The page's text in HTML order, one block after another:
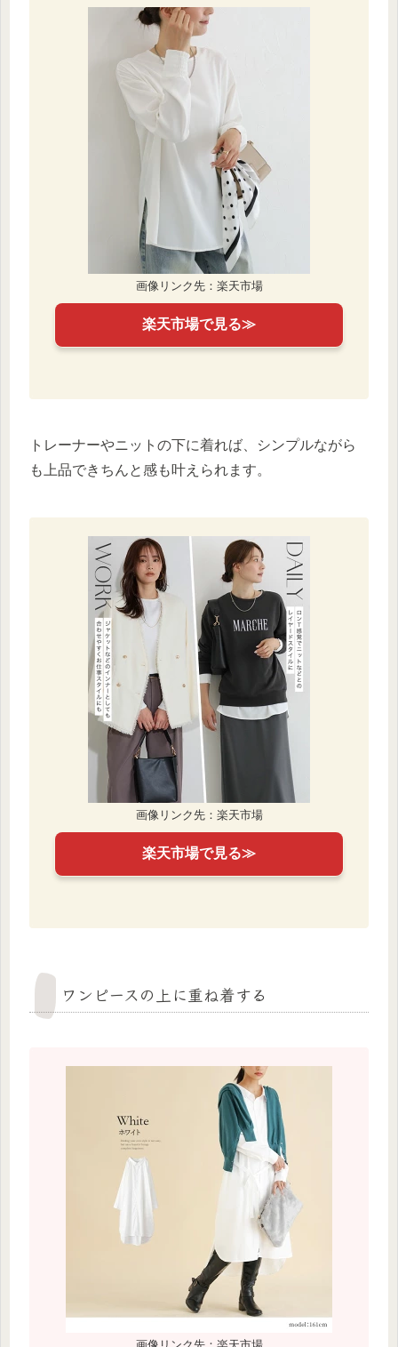
画像リンク先：楽天市場
楽天市場で見る≫
トレーナーやニットの下に着れば、シンプルながら
も上品できちんと感も叶えられます。
画像リンク先：楽天市場
楽天市場で見る≫
ワンピースの上に重ね着する